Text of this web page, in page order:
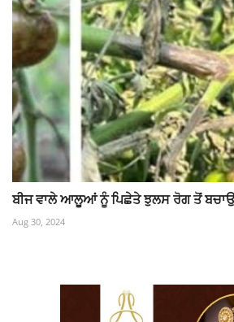
ਬੀਜ ਵਾਲੇ ਆਲੂਆਂ ਨੂੰ ਪਿਛੇਤੇ ਝੁਲਸ ਰੋਗ ਤੋਂ
Aug 30, 2024